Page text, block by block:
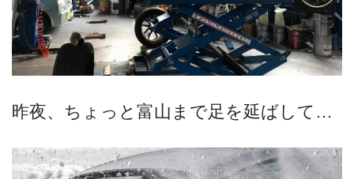
昨夜、ちょっと富山まで足を延ばして…